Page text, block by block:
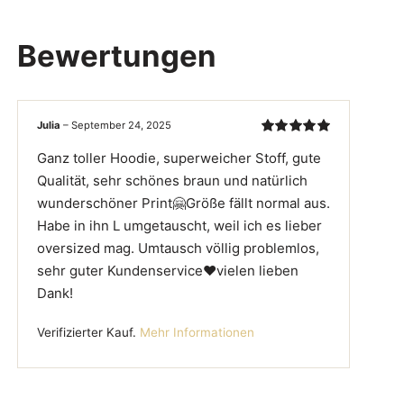
Bewertungen
mit5von 5
Julia – September 24, 2025
Ganz toller Hoodie, superweicher Stoff, gute
Qualität, sehr schönes braun und natürlich
wunderschöner Print🤗Größe fällt normal aus.
Habe in ihn L umgetauscht, weil ich es lieber
oversized mag. Umtausch völlig problemlos,
sehr guter Kundenservice❤️vielen lieben
Dank!
Verifizierter Kauf. Mehr Informationen